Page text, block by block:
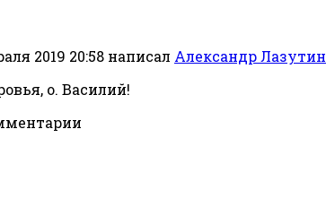
2019 20:58 написал Александр Лазутин
о. Василий!